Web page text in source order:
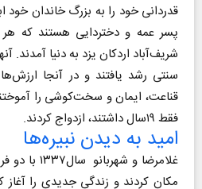
قدردانی خود را به بزرگ خاندان خود
شریف‌آباد اردکان یزد به دنیا آمدند.
سنتی رشد یافتند و در آنجا
فقط ۱۹سال داشتند، ازدواج کردند.
امید به دیدن نبیره‌ها
غلامرضا و
مکان کردند و زندگی جدیدی را آغاز